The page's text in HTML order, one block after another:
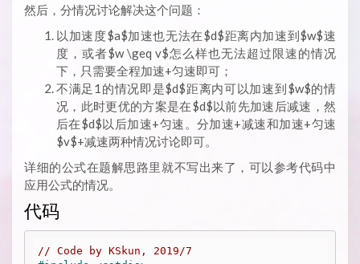
然后，分情况讨论解决这个问题：
以加速度$a$加速也无法在$d$距离内加速到$w$速
度，或者$w \geq v$怎么样也无法超过限速的情况
下，只需要全程加速+匀速即可；
不满足1的情况即是$d$距离内可以加速到$w$的情
况，此时更优的方案是在$d$以前先加速后减速，然
后在$d$以后加速+匀速。分加速+减速和加速+匀速
$v$+减速两种情况讨论即可。
详细的公式在题解思路里就不写出来了，可以参考代码中
应用公式的情况。
代码
// Code by KSkun, 2019/7